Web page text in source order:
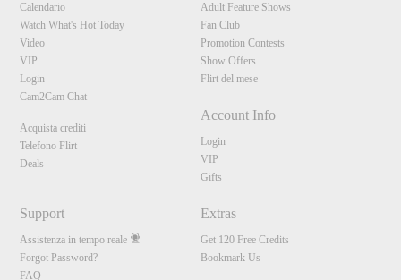
Calendario
Watch What's Hot Today
Video
VIP
Login
Cam2Cam Chat
Acquista crediti
Telefono Flirt
Deals
Adult Feature Shows
Fan Club
Promotion Contests
Show Offers
Flirt del mese
Account Info
Login
VIP
Gifts
Support
Assistenza in tempo reale
Forgot Password?
FAQ
Extras
Get 120 Free Credits
Bookmark Us